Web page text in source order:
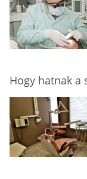
Hogy hatnak a